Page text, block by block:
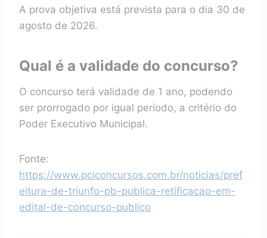
A prova objetiva está prevista para o dia 30 de
agosto de 2026.
Qual é a validade do concurso?
O concurso terá validade de 1 ano, podendo
ser prorrogado por igual período, a critério do
Poder Executivo Municipal.
Fonte:
https://www.pciconcursos.com.br/noticias/pref
eitura-de-triunfo-pb-publica-retificacao-em-
edital-de-concurso-publico